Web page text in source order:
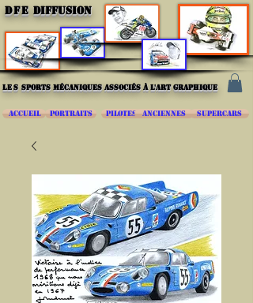
DFE DIFFUSION
les sports mécaniques associés à l'art graphique
ACCUEIL PORTRAITS PILOTES ANCIENNES SUPERCARS